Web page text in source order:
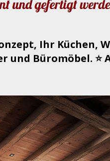
Ihr Küchen,
und Büromöbel.